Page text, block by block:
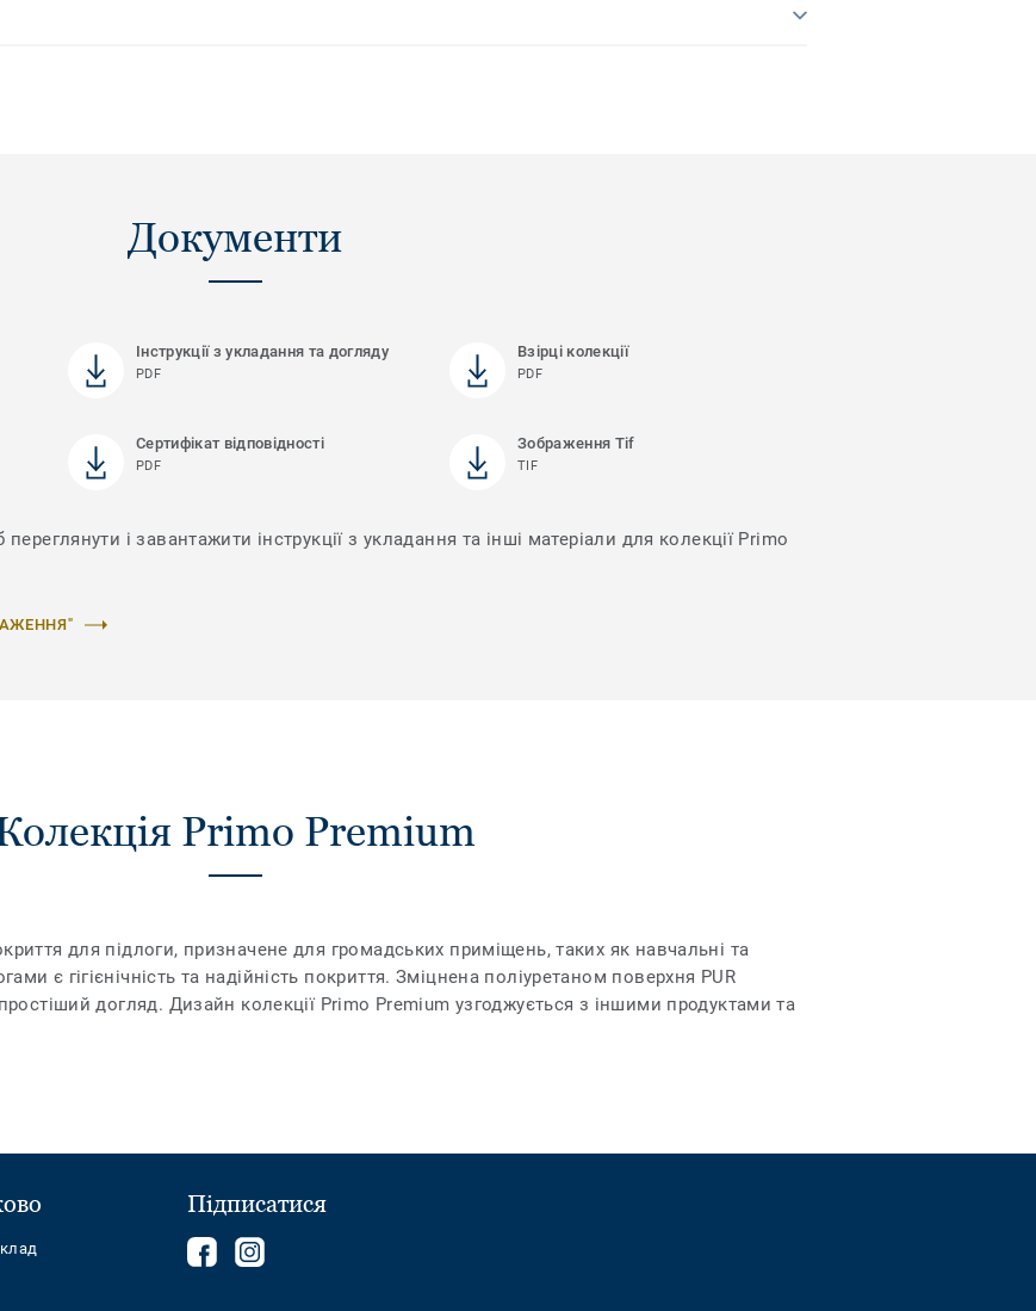
Документи
Інструкції з укладання та догляду
PDF
Взірці колекції
PDF
Сертифікат відповідності
PDF
Зображення Tif
TIF
і завантажити інструкції з укладання та інші матеріали для колекції Primo
Primo Premium
для підлоги, призначене для громадських приміщень, таких як навчальні та
є гігієнічність та надійність покриття. Зміцнена поліуретаном поверхня PUR
догляд. Дизайн колекції Primo Premium узгоджується з іншими продуктами та
Підписатися
FollowFollow